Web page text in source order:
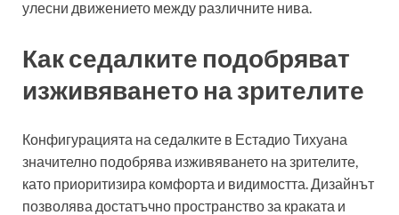
улесни движението между различните нива.
Как седалките подобряват
изживяването на зрителите
Конфигурацията на седалките в Естадио Тихуана
значително подобрява изживяването на зрителите,
като приоритизира комфорта и видимостта. Дизайнът
позволява достатъчно пространство за краката и